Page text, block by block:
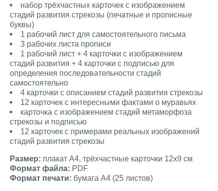
набор трёхчастных карточек с изображением
стадий развития стрекозы (печатные и прописные
буквы)
1 рабочий лист для самостоятельного письма
3 рабочих листа прописи
1 рабочий лист + 4 карточки с изображением
стадий развития + 4 карточки с подписью для
определения последовательности стадий
самостоятельно
4 карточки с описанием стадий развития стрекозы
12 карточек с интересными фактами о муравьях
карточка с изображением стадий метаморфоза
стрекозы и подписью
12 карточек с примерами реальных изображений
стадий развития стрекозы
Размер: плакат А4, трёхчастные карточки 12х9 см
Формат файла: PDF
Формат печати: бумага А4 (25 листов)